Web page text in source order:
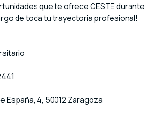
que te ofrece CESTE durante
de toda tu trayectoria profesional!
España, 4, 50012 Zaragoza